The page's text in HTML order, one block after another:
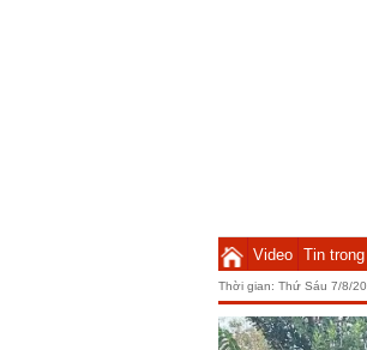
Video Tin
Thời gian: Thứ Sáu 7/8/